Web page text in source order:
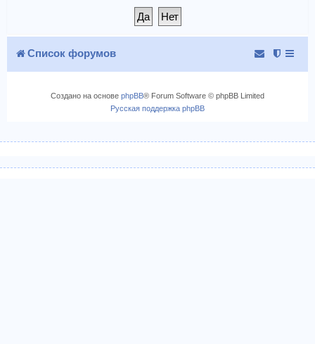
Список форумов
Создано на основе phpBB® Forum Software © phpBB Limited
Русская поддержка phpBB